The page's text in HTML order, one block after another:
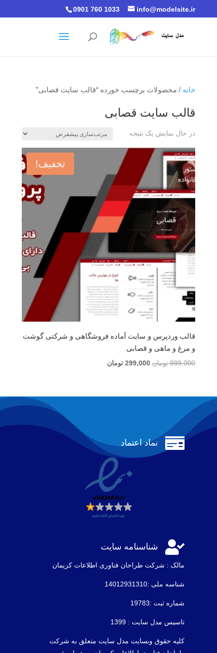
0901 760 1033 info@modelsite.ir
خانه / محصولات برچسب خورده “قالب سایت قصابی”
قالب سایت قصابی
در حال نمایش یک نتیجه
تخفیف!
قالب وردپرس و سایت آماده فروشگاهی و شرکتی گوشت
و مرغ و ماهی و قصابی
899,000 تومان قیمت
بود.
299,000 تومانقیمت
است.
 نماد اعتماد
 شناسنامه سایت
مالک : شرکت طراحان فناوری اطلاعات كريمان
شناسه ملی :14012931310
شماره ثبت :19783
تاسیس مدل سایت : 1399
کلیه حقوق وبسایت مدل سایت متعلق به شرکت